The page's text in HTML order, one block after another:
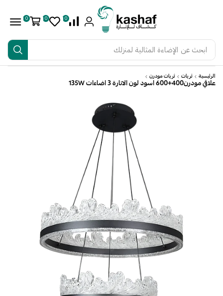
ابحث عن الإضاءة المثالية لمنزلك
0
0
0
الرئيسية ثريات ثريات مودرن
علاقي مودرن400+600 اسود لون الانارة 3 اضاءات 135W